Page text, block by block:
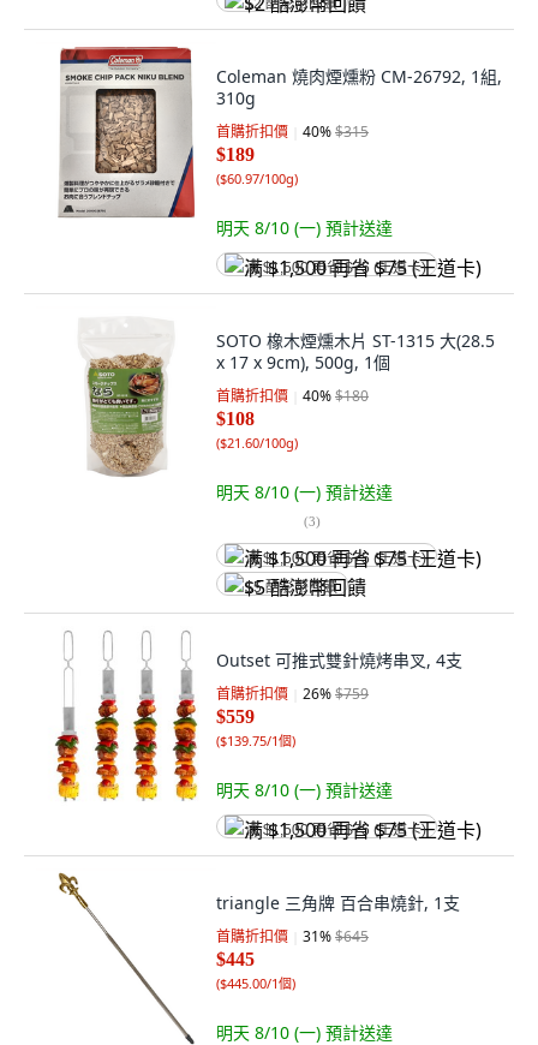
$2 酷澎幣回饋
Coleman 燒肉煙燻粉 CM-26792, 1組,
310g
首購折扣價 40%$315
$189
($60.97/100g)
明天 8/10 (一) 預計送達
满 $1,500 再省 $75 (王道卡)
SOTO 橡木煙燻木片 ST-1315 大(28.5
x 17 x 9cm), 500g, 1個
首購折扣價 40%$180
$108
($21.60/100g)
明天 8/10 (一) 預計送達
(3)
满 $1,500 再省 $75 (王道卡)
$5 酷澎幣回饋
Outset 可推式雙針燒烤串叉, 4支
首購折扣價 26%$759
$559
($139.75/1個)
明天 8/10 (一) 預計送達
满 $1,500 再省 $75 (王道卡)
triangle 三角牌 百合串燒針, 1支
首購折扣價 31%$645
$445
($445.00/1個)
明天 8/10 (一) 預計送達